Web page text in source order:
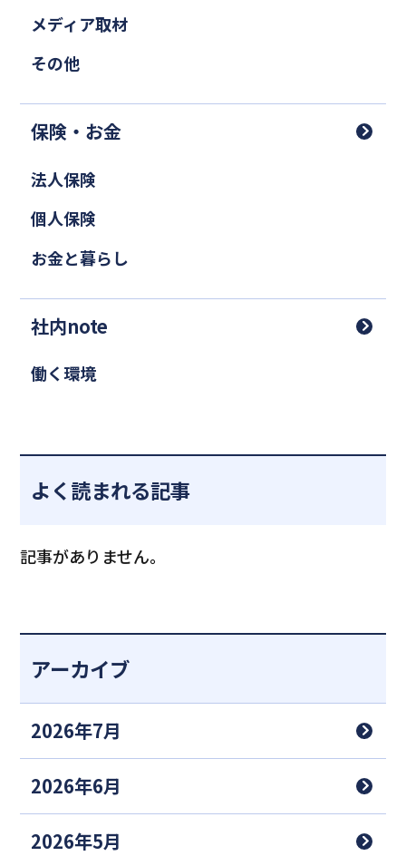
メディア取材
その他
保険・お金
法人保険
個人保険
お金と暮らし
社内note
働く環境
よく読まれる記事
記事がありません。
アーカイブ
2026年7月
2026年6月
2026年5月